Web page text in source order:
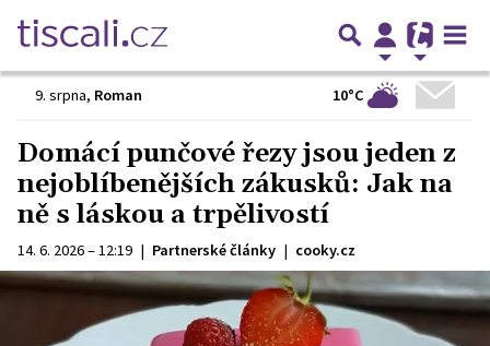
9. srpna, Roman 10°C
Domácí punčové řezy jsou jeden z
nejoblíbenějších zákusků: Jak na
ně s láskou a trpělivostí
14. 6. 2026 – 12:19 | Partnerské články | cooky.cz